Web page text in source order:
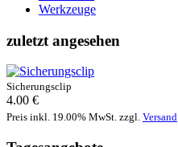
Werkzeuge
zuletzt angesehen
Sicherungsclip
4.00 €
Preis inkl. 19.00% MwSt. zzgl. Versand